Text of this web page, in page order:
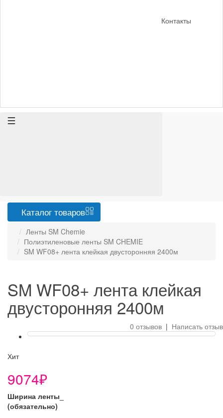
Контакты
Каталог товаров
Ленты SM Chemie
Полиэтиленовые ленты SM CHEMIE
SM WF08+ лента клейкая двусторонняя 2400м
SM WF08+ лента клейкая
двусторонняя 2400м
0 отзывов | Написать отзыв
Хит
9074₽
Ширина ленты_
(обязательно)